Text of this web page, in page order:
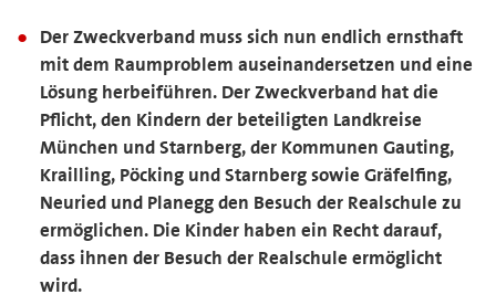
Der Zweckverband muss sich nun endlich ernsthaft
mit dem Raumproblem auseinandersetzen und eine
Lösung herbeiführen. Der Zweckverband hat die
Pflicht, den Kindern der beteiligten Landkreise
München und Starnberg, der Kommunen Gauting,
Krailling, Pöcking und Starnberg sowie Gräfelfing,
Neuried und Planegg den Besuch der Realschule zu
ermöglichen. Die Kinder haben ein Recht darauf,
dass ihnen der Besuch der Realschule ermöglicht
wird.